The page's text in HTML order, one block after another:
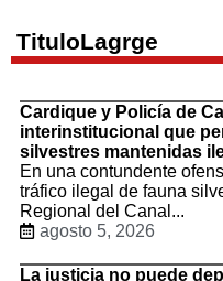
TituloLagrge
Cardique y Policía de
interinstitucional que
silvestres mantenidas
En una contundente
tráfico ilegal de fauna
Regional del Canal...
agosto 5, 2026
La justicia no puede